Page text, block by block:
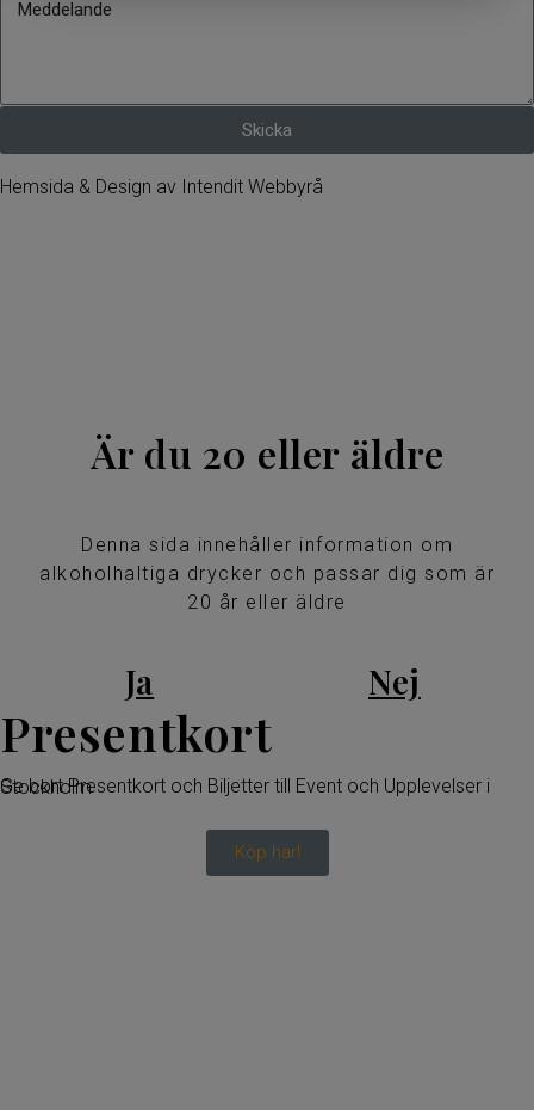
Skicka
Hemsida & Design av Intendit Webbyrå
Är du 20 eller äldre
Denna sida innehåller information om
alkoholhaltiga drycker och passar dig som är
20 år eller äldre
Ja Nej
Presentkort
Ge bort Presentkort och Biljetter till Event och Upplevelser i Stockholm
Köp här!